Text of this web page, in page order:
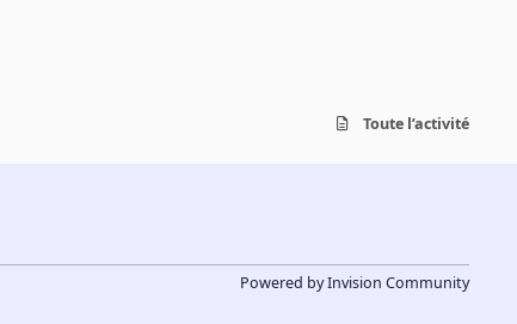
Toute l’activité
Powered byInvision Community